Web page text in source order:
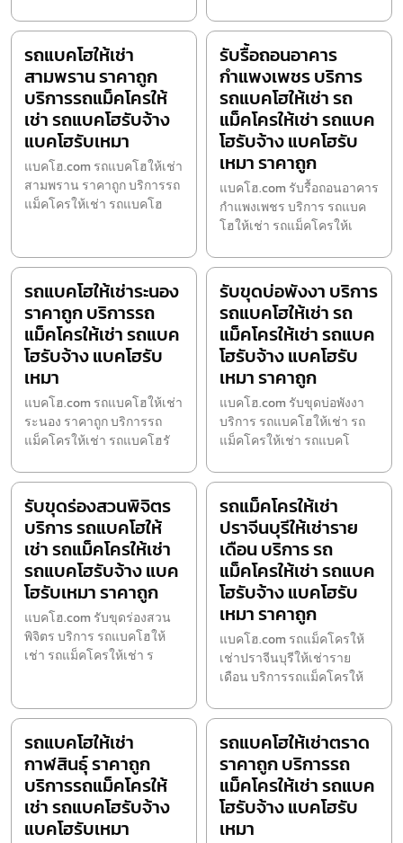
รถแบคโฮให้เช่า
สามพราน ราคาถูก
บริการรถแม็คโครให้
เช่า รถแบคโฮรับจ้าง
แบคโฮรับเหมา
แบคโฮ.com รถแบคโฮให้เช่า
สามพราน ราคาถูก บริการรถ
แม็คโครให้เช่า รถแบคโฮ
รับรื้อถอนอาคาร
กำแพงเพชร บริการ
รถแบคโฮให้เช่า รถ
แม็คโครให้เช่า รถแบค
โฮรับจ้าง แบคโฮรับ
เหมา ราคาถูก
แบคโฮ.com รับรื้อถอนอาคาร
กำแพงเพชร บริการ รถแบค
โฮให้เช่า รถแม็คโครให้เ
รถแบคโฮให้เช่าระนอง
ราคาถูก บริการรถ
แม็คโครให้เช่า รถแบค
โฮรับจ้าง แบคโฮรับ
เหมา
แบคโฮ.com รถแบคโฮให้เช่า
ระนอง ราคาถูก บริการรถ
แม็คโครให้เช่า รถแบคโฮรั
รับขุดบ่อพังงา บริการ
รถแบคโฮให้เช่า รถ
แม็คโครให้เช่า รถแบค
โฮรับจ้าง แบคโฮรับ
เหมา ราคาถูก
แบคโฮ.com รับขุดบ่อพังงา
บริการ รถแบคโฮให้เช่า รถ
แม็คโครให้เช่า รถแบคโ
รับขุดร่องสวนพิจิตร
บริการ รถแบคโฮให้
เช่า รถแม็คโครให้เช่า
รถแบคโฮรับจ้าง แบค
โฮรับเหมา ราคาถูก
แบคโฮ.com รับขุดร่องสวน
พิจิตร บริการ รถแบคโฮให้
เช่า รถแม็คโครให้เช่า ร
รถแม็คโครให้เช่า
ปราจีนบุรีให้เช่าราย
เดือน บริการ รถ
แม็คโครให้เช่า รถแบค
โฮรับจ้าง แบคโฮรับ
เหมา ราคาถูก
แบคโฮ.com รถแม็คโครให้
เช่าปราจีนบุรีให้เช่าราย
เดือน บริการรถแม็คโครให้
รถแบคโฮให้เช่า
กาฬสินธุ์ ราคาถูก
บริการรถแม็คโครให้
เช่า รถแบคโฮรับจ้าง
แบคโฮรับเหมา
รถแบคโฮให้เช่าตราด
ราคาถูก บริการรถ
แม็คโครให้เช่า รถแบค
โฮรับจ้าง แบคโฮรับ
เหมา